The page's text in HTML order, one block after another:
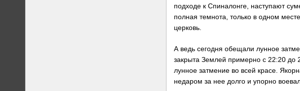
подходе к Спиналонге, наступают
полная темнота, только в одном
церковь.
А ведь сегодня обещали лунное
закрыта Землей примерно с 22:20 до
лунное затмение во всей красе.
недаром за нее долго и упорно